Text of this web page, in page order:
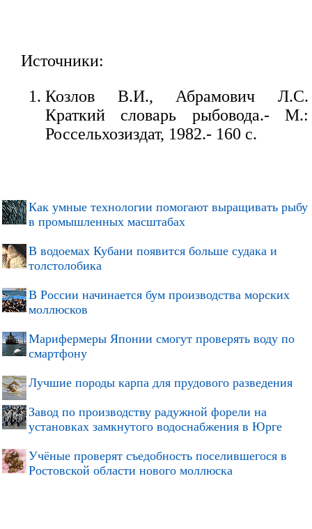
Источники:
Козлов В.И., Абрамович Л.С.
Краткий словарь рыбовода.- М.:
Россельхозиздат, 1982.- 160 с.
Как умные технологии помогают выращивать рыбу
в промышленных масштабах
В водоемах Кубани появится больше судака и
толстолобика
В России начинается бум производства морских
моллюсков
Марифермеры Японии смогут проверять воду по
смартфону
Лучшие породы карпа для прудового разведения
Завод по производству радужной форели на
установках замкнутого водоснабжения в Юрге
Учёные проверят съедобность поселившегося в
Ростовской области нового моллюска